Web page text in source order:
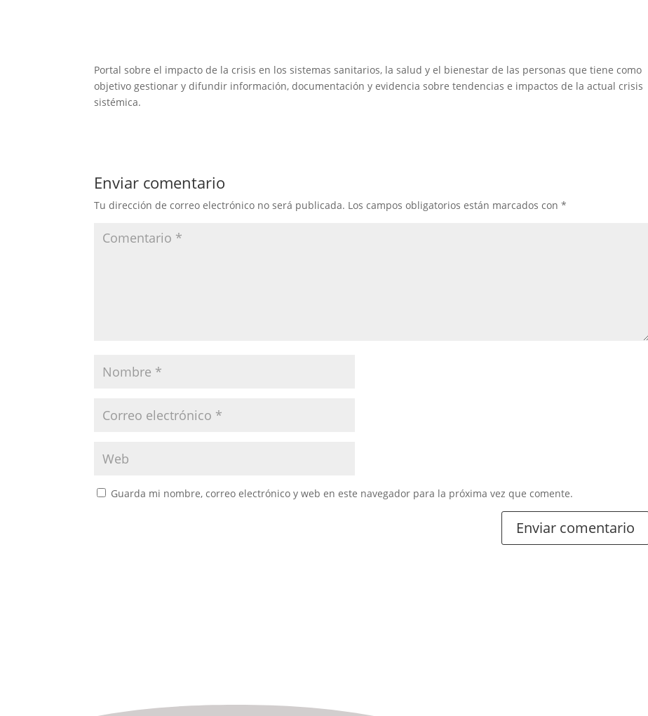
Portal sobre el impacto de la crisis en los sistemas sanitarios, la salud y el bienestar de las personas que tiene como
objetivo gestionar y difundir información, documentación y evidencia sobre tendencias e impactos de la actual crisis
sistémica.
Enviar comentario
Tu dirección de correo electrónico no será publicada. Los campos obligatorios están marcados con*
Guarda mi nombre, correo electrónico y web en este navegador para la próxima vez que comente.